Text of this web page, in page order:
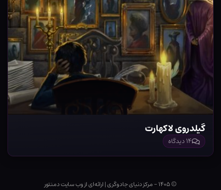
گیلدروی لاکهارت
۱۴ دیدگاه
© ۱۴۰۵ - مرکز دنیای جادوگری |ارائه‌ای از وب ‌سایت دمنتور